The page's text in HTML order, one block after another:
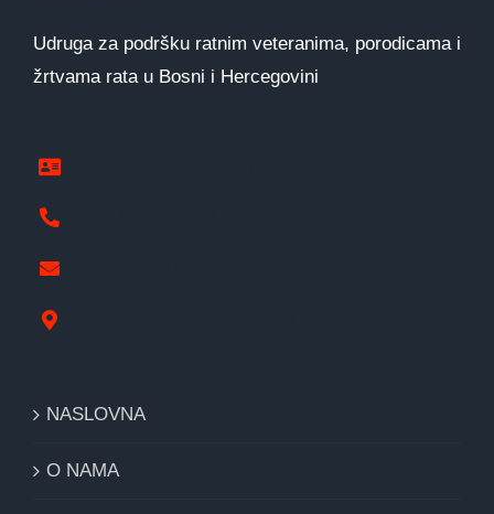
Udruga za podršku ratnim veteranima, porodicama i
žrtvama rata u Bosni i Hercegovini
NASLOVNA
O NAMA